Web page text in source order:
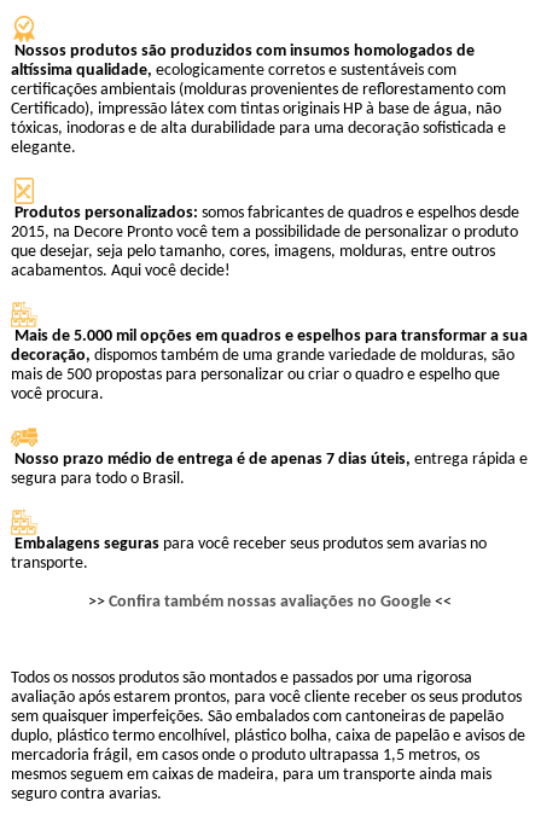
Nossos produtos são produzidos com insumos homologados de
altíssima qualidade, ecologicamente corretos e sustentáveis com
certificações ambientais (molduras provenientes de reflorestamento com
Certificado), impressão látex com tintas originais HP à base de água, não
tóxicas, inodoras e de alta durabilidade para uma decoração sofisticada e
elegante.
Produtos personalizados: somos fabricantes de quadros e espelhos desde
2015, na Decore Pronto você tem a possibilidade de personalizar o produto
que desejar, seja pelo tamanho, cores, imagens, molduras, entre outros
acabamentos. Aqui você decide!
Mais de 5.000 mil opções em quadros e espelhos para transformar a sua
decoração, dispomos também de uma grande variedade de molduras, são
mais de 500 propostas para personalizar ou criar o quadro e espelho que
você procura.
Nosso prazo médio de entrega é de apenas 7 dias úteis, entrega rápida e
segura para todo o Brasil.
Embalagens seguras para você receber seus produtos sem avarias no
transporte.
>>Confira também nossas avaliações no Google <<
Todos os nossos produtos são montados e passados por uma rigorosa
avaliação após estarem prontos, para você cliente receber os seus produtos
sem quaisquer imperfeições. São embalados com cantoneiras de papelão
duplo, plástico termo encolhível, plástico bolha, caixa de papelão e avisos de
mercadoria frágil, em casos onde o produto ultrapassa 1,5 metros, os
mesmos seguem em caixas de madeira, para um transporte ainda mais
seguro contra avarias.